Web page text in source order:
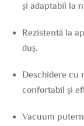
și adaptabil la
Rezistentă la
duș.
Deschidere cu
confortabil și
Vacuum